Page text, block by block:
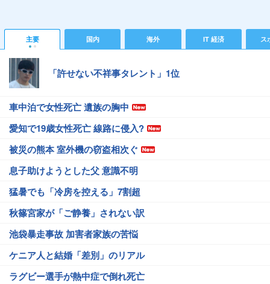
主要 国内 海外 IT 経済 ス
「許せない不祥事タレント」1位
車中泊で女性死亡 遺族の胸中
愛知で19歳女性死亡 線路に侵入?
被災の熊本 室外機の窃盗相次ぐ
息子助けようとした父 意識不明
猛暑でも「冷房を控える」7割超
秋篠宮家が「ご静養」されない訳
池袋暴走事故 加害者家族の苦悩
ケニア人と結婚「差別」のリアル
ラグビー選手が熱中症で倒れ死亡